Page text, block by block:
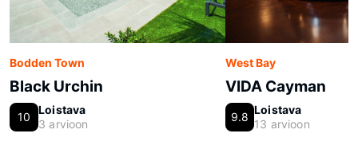
Bodden Town
Black Urchin
10
Loistava
3 arvioon
West Bay
VIDA Cayman
9.8
Loistava
13 arvioon